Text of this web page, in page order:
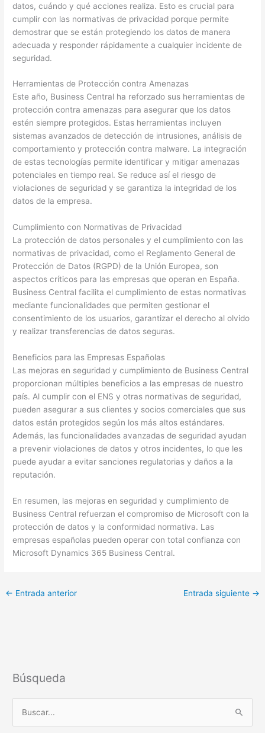
datos, cuándo y qué acciones realiza. Esto es crucial para
cumplir con las normativas de privacidad porque permite
demostrar que se están protegiendo los datos de manera
adecuada y responder rápidamente a cualquier incidente de
seguridad.
Herramientas de Protección contra Amenazas
Este año, Business Central ha reforzado sus herramientas de
protección contra amenazas para asegurar que los datos
estén siempre protegidos. Estas herramientas incluyen
sistemas avanzados de detección de intrusiones, análisis de
comportamiento y protección contra malware. La integración
de estas tecnologías permite identificar y mitigar amenazas
potenciales en tiempo real. Se reduce así el riesgo de
violaciones de seguridad y se garantiza la integridad de los
datos de la empresa.
Cumplimiento con Normativas de Privacidad
La protección de datos personales y el cumplimiento con las
normativas de privacidad, como el Reglamento General de
Protección de Datos (RGPD) de la Unión Europea, son
aspectos críticos para las empresas que operan en España.
Business Central facilita el cumplimiento de estas normativas
mediante funcionalidades que permiten gestionar el
consentimiento de los usuarios, garantizar el derecho al olvido
y realizar transferencias de datos seguras.
Beneficios para las Empresas Españolas
Las mejoras en seguridad y cumplimiento de Business Central
proporcionan múltiples beneficios a las empresas de nuestro
país. Al cumplir con el ENS y otras normativas de seguridad,
pueden asegurar a sus clientes y socios comerciales que sus
datos están protegidos según los más altos estándares.
Además, las funcionalidades avanzadas de seguridad ayudan
a prevenir violaciones de datos y otros incidentes, lo que les
puede ayudar a evitar sanciones regulatorias y daños a la
reputación.
En resumen, las mejoras en seguridad y cumplimiento de
Business Central refuerzan el compromiso de Microsoft con la
protección de datos y la conformidad normativa. Las
empresas españolas pueden operar con total confianza con
Microsoft Dynamics 365 Business Central.
← Entrada anterior Entrada siguiente →
Búsqueda